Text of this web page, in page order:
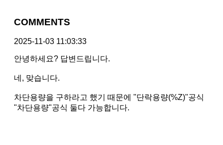
COMMENTS
2025-11-03 11:03:33
안녕하세요? 답변드립니다.
네, 맞습니다.
차단용량을 구하라고 했기 때문에 "단락용량(%Z)"공식
"차단용량"공식 둘다 가능합니다.